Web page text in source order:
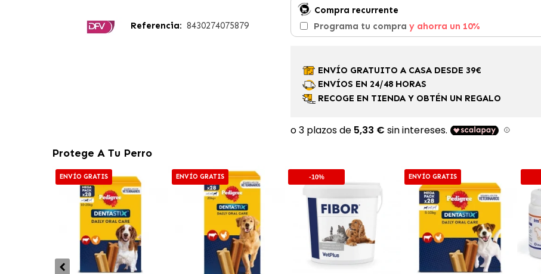
Referencia: 8430274075879
Compra recurrente
Programa tu compra y ahorra un 10%
ENVÍO GRATUITO A CASA DESDE 39€
ENVÍOS EN 24/48 HORAS
RECOGE EN TIENDA Y OBTÉN UN REGALO
Protege A Tu Perro
ENVÍO GRATIS ENVÍO GRATIS -10% ENVÍO GRATIS